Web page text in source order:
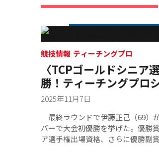
競技情報 ティーチングプロ
〈TCPゴールドシニア
勝！ティーチングプロ
トルはこれで5つ目を獲得
2025年11月7日
最終ラウンドで伊藤正己（69）
バーで大会初優勝を挙げた。優勝
ア選手権出場資格、さらに優勝副